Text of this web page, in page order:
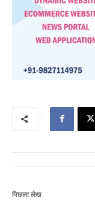
पिछला लेख